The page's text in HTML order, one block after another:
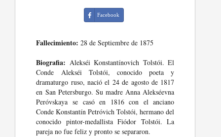
Facebook
Fallecimiento: 28 de Septiembre de 1875
Biografia: Alekséi Konstantínovich Tolstói. El
Conde Alekséi Tolstói, conocido poeta y
dramaturgo ruso, nació el 24 de agosto de 1817
en San Petersburgo. Su madre Anna Alekséevna
Peróvskaya se casó en 1816 con el anciano
Conde Konstantín Petróvich Tolstói, hermano del
conocido pintor-medallista Fiódor Tolstói. La
pareja no fue feliz y pronto se separaron.